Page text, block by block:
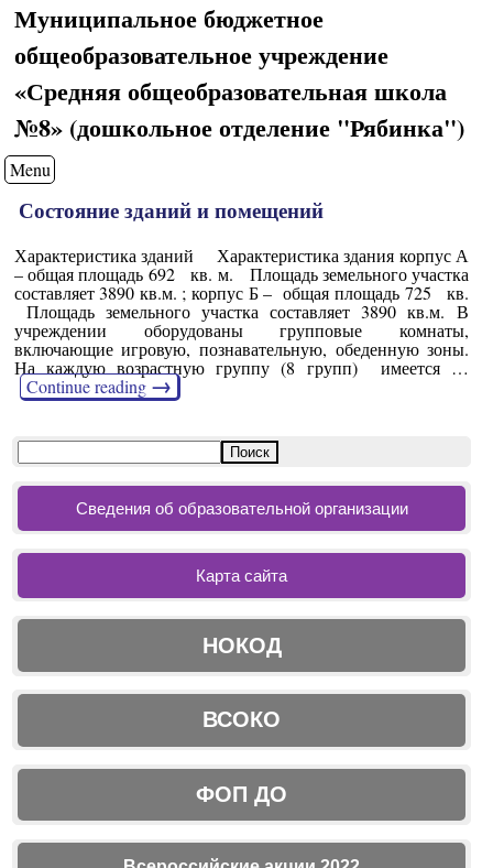
Муниципальное бюджетное
общеобразовательное учреждение
«Средняя общеобразовательная школа
№8» (дошкольное отделение "Рябинка")
Menu
Состояние зданий и помещений
Характеристика зданий Характеристика здания корпус А
– общая площадь 692 кв. м. Площадь земельного участка
составляет 3890 кв.м. ; корпус Б – общая площадь 725 кв.
Площадь земельного участка составляет 3890 кв.м. В
учреждении оборудованы групповые комнаты,
включающие игровую, познавательную, обеденную зоны.
На каждую возрастную группу (8 групп) имеется …
Continue reading→
Сведения об образовательной организации
Карта сайта
НОКОД
ВСОКО
ФОП ДО